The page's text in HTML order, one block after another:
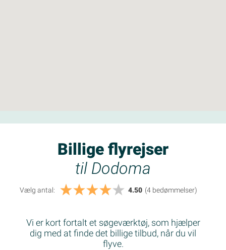
Billige flyrejser
til Dodoma
Vælg antal: 4.50 (4 bedømmelser)
Vi er kort fortalt et søgeværktøj, som hjælper
dig med at finde det billige tilbud, når du vil
flyve.